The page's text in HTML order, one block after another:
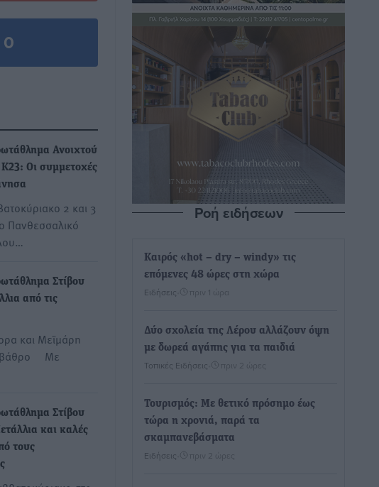
0
Ανοιχτού
Οι συμμετοχές
2 και 3
Πανθεσσαλικό
Στίβου
από τις
και Μεϊμάρη
βάθρο Με
Στίβου
και καλές
τους
Ροή ειδήσεων
Καιρός «hot – dry – windy» τις
επόμενες 48 ώρες στη χώρα
Ειδήσεις πριν 1 ώρα
Δύο σχολεία της Λέρου αλλάζουν όψη
με δωρεά αγάπης για τα παιδιά
Τοπικές Ειδήσεις πριν 2 ώρες
Τουρισμός: Με θετικό πρόσημο έως
τώρα η χρονιά, παρά τα
σκαμπανεβάσματα
Ειδήσεις πριν 2 ώρες